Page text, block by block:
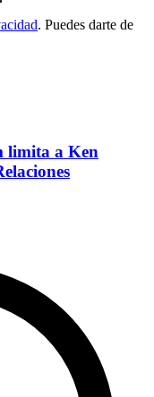
. Puedes darte de
limita a Ken